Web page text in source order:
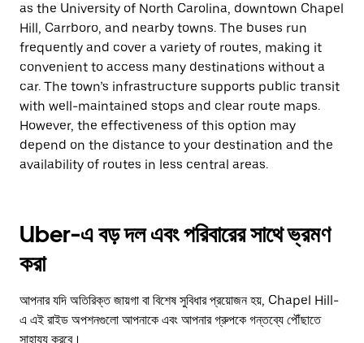
as the University of North Carolina, downtown Chapel
Hill, Carrboro, and nearby towns. The buses run
frequently and cover a variety of routes, making it
convenient to access many destinations without a
car. The town’s infrastructure supports public transit
with well-maintained stops and clear route maps.
However, the effectiveness of this option may
depend on the distance to your destination and the
availability of routes in less central areas.
Uber-এ বড় দল এবং পরিবারের সাথে ভ্রমণ
করা
আপনার যদি অতিরিক্ত জায়গা বা বিশেষ সুবিধার প্রয়োজন হয়, Chapel Hill-
এ এই রাইড অপশনগুলো আপনাকে এবং আপনার গ্রুপকে গন্তব্যে পৌঁছাতে
সাহায্য করবে।